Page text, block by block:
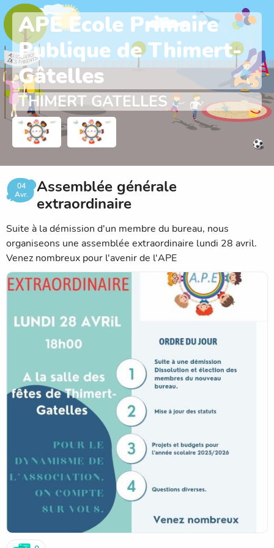
APE Ecole Primaire
Publique de Thimert-
Gâtelles
THIMERT GATELLES
04
Avr.
Assemblée générale
extraordinaire
Suite à la démission d'un membre du bureau, nous
organiseons une assemblée extraordinaire lundi 28 avril.
Venez nombreux pour l'avenir de l'APE